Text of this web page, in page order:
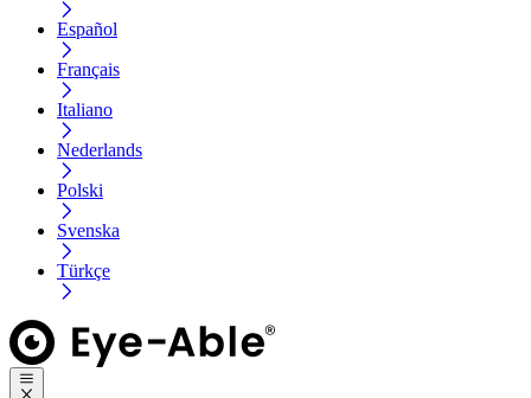
Español
Français
Italiano
Nederlands
Polski
Svenska
Türkçe